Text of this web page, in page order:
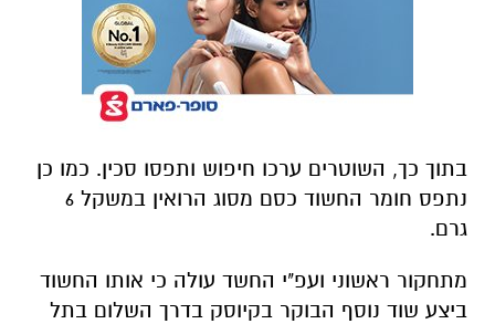
בתוך כך, השוטרים ערכו חיפוש ותפסו סכין. כמו כן
נתפס חומר החשוד כסם מסוג הרואין במשקל 6
גרם.
מתחקור ראשוני ועפ"י החשד עולה כי אותו החשוד
ביצע שוד נוסף הבוקר בקיוסק בדרך השלום בתל